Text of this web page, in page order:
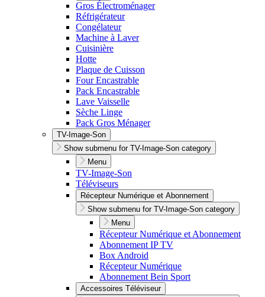
Gros Électroménager
Réfrigérateur
Congélateur
Machine à Laver
Cuisinière
Hotte
Plaque de Cuisson
Four Encastrable
Pack Encastrable
Lave Vaisselle
Sèche Linge
Pack Gros Ménager
TV-Image-Son
Show submenu for TV-Image-Son category
Menu
TV-Image-Son
Téléviseurs
Récepteur Numérique et Abonnement
Show submenu for TV-Image-Son category
Menu
Récepteur Numérique et Abonnement
Abonnement IP TV
Box Android
Récepteur Numérique
Abonnement Bein Sport
Accessoires Téléviseur